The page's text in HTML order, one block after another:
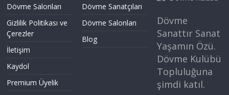
Dövme Salonları
Gizlilik Politikası ve
Çerezler
İletişim
Kaydol
Premium Üyelik
Dövme Sanatçıları
Dövme Salonları
Blog
Dövme
Sanattır Sanat
Yaşamın Özü.
Dövme Kulübü
Topluluğuna
şimdi katıl.